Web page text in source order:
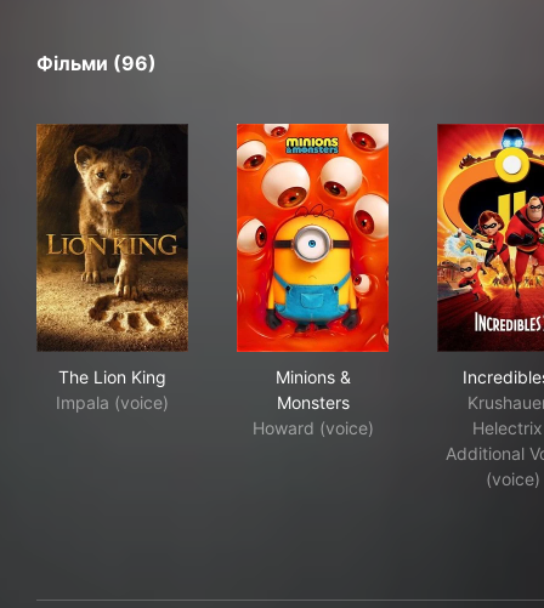
Фільми (96)
The Lion King
Impala (voice)
Minions &
Monsters
Howard (voice)
Additional
(voice)